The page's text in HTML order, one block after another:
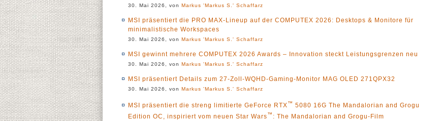
30. Mai 2026, von Markus 'Markus S.' Schaffarz
MSI präsentiert die PRO MAX-Lineup auf der COMPUTEX 2026: Desktops & Monitore für
minimalistische Workspaces
30. Mai 2026, von Markus 'Markus S.' Schaffarz
MSI gewinnt mehrere COMPUTEX 2026 Awards – Innovation steckt Leistungsgrenzen neu
30. Mai 2026, von Markus 'Markus S.' Schaffarz
MSI präsentiert Details zum 27-Zoll-WQHD-Gaming-Monitor MAG OLED 271QPX32
30. Mai 2026, von Markus 'Markus S.' Schaffarz
MSI präsentiert die streng limitierte GeForce RTX™ 5080 16G The Mandalorian and Grogu
Edition OC, inspiriert vom neuen Star Wars™ : The Mandalorian and Grogu-Film